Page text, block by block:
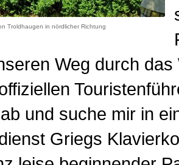
Troldhaugen in nördlicher Richtung
Weg durch das
und suche mir in
Griegs